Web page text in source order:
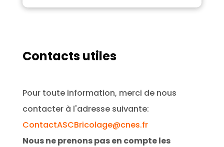
Contacts utiles
Pour toute information, merci de nous
contacter à l'adresse suivante:
ContactASCBricolage@cnes.fr
Nous ne prenons pas en compte les